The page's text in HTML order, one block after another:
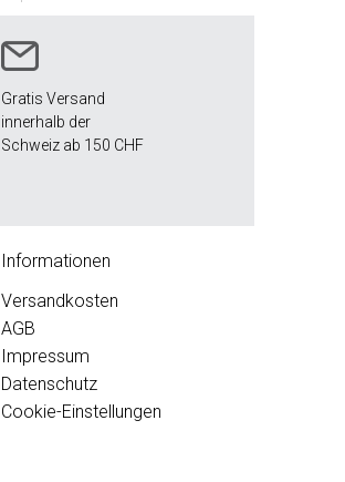
Gratis Versand
innerhalb der
Schweiz ab 150 CHF
Informationen
Versandkosten
AGB
Impressum
Datenschutz
Cookie-Einstellungen